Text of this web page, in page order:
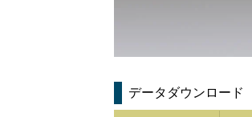
データダウンロード